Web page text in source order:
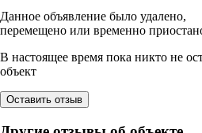
Данное объявление было удалено,
перемещено или временно
В настоящее время пока никто не
объект
Оставить отзыв